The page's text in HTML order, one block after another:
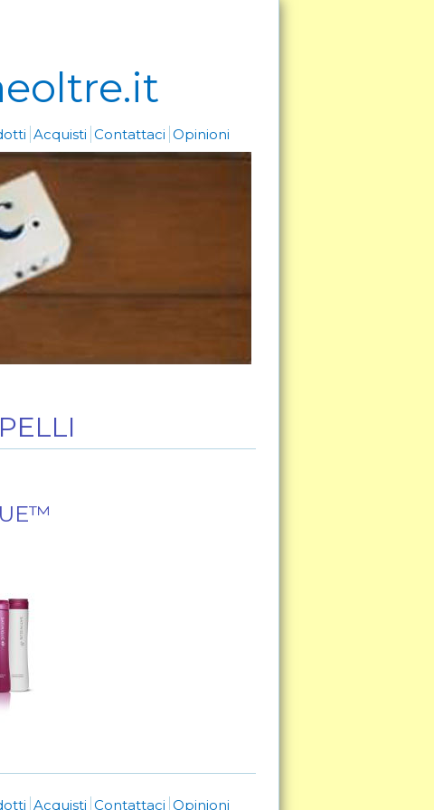
Acquisti Contattaci Opinioni
Acquisti Contattaci Opinioni